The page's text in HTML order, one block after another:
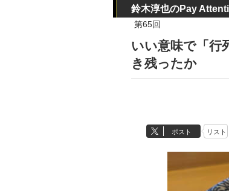
鈴木淳也のPay
第65回
いい意味で「行
き残ったか
ポスト リスト